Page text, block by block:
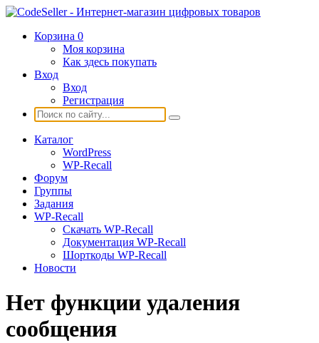
Корзина 0
Моя корзина
Как здесь покупать
Вход
Вход
Регистрация
Каталог
WordPress
WP-Recall
Форум
Группы
Задания
WP-Recall
Скачать WP-Recall
Документация WP-Recall
Шорткоды WP-Recall
Новости
Нет функции удаления
сообщения